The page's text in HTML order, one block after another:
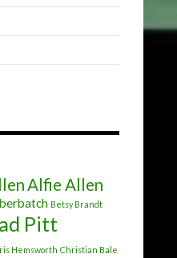
Alfie Allen
Betsy Brandt
Pitt
Hemsworth Christian Bale